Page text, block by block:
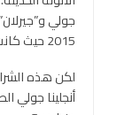
2015 حيث كانت تُخرج فيلمهاTheyKilledMyFather.
لكن هذه
أنجلينا جولي